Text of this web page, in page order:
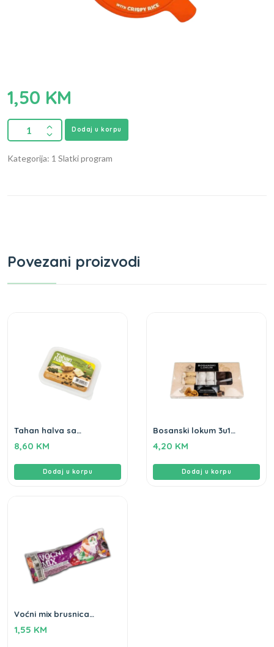
1,50 KM
Dodaj u korpu
Kategorija: 1 Slatki program
Povezani proizvodi
Tahan halva sa
400g
8,60 KM
Dodaj u korpu
Bosanski lokum 3u1
4,20 KM
Dodaj u korpu
Voćni mix brusnica
1,55 KM